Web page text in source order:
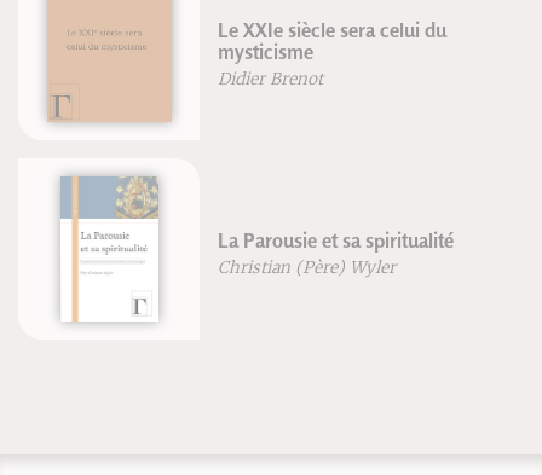
Le XXIe siècle sera celui du
mysticisme
Didier Brenot
La Parousie et sa spiritualité
Christian (Père) Wyler